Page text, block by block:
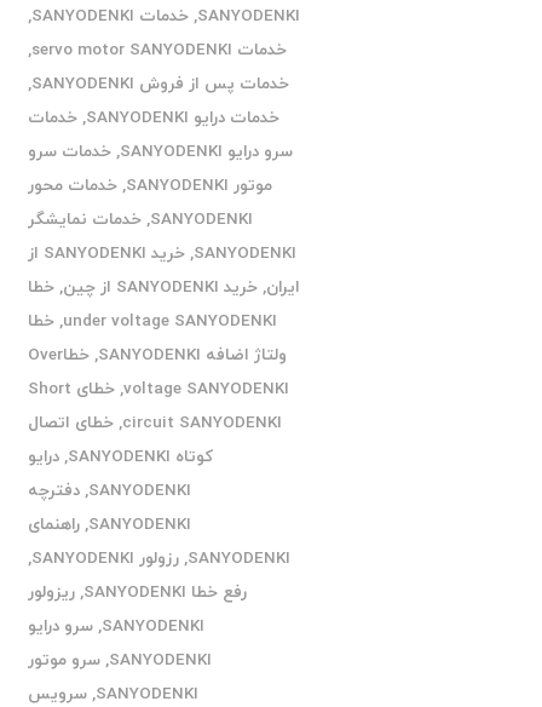
SANYODENKI
,خدمات SANYODENKI
,
خدمات servo motor SANYODENKI
,
خدمات پس از فروش SANYODENKI
,
خدمات درایو SANYODENKI
,خدمات
سرو درایو SANYODENKI
,خدمات سرو
موتور SANYODENKI
,خدمات محور
SANYODENKI
,خدمات نمایشگر
SANYODENKI
,
خرید SANYODENKI از
ایران,خرید SANYODENKI از چین ,خطا
under voltage SANYODENKI
,خطا
ولتاژ اضافه SANYODENKI
,
خطاOver
voltage SANYODENKI
,
خطای Short
circuit SANYODENKI
,خطای اتصال
کوتاه SANYODENKI
,درایو
SANYODENKI
,دفترچه
SANYODENKI
,راهنمای
SANYODENKI
,رزولور SANYODENKI
,
رفع خطا SANYODENKI
,ریزولور
SANYODENKI
,سرو درایو
SANYODENKI
,سرو موتور
SANYODENKI
,سرویس